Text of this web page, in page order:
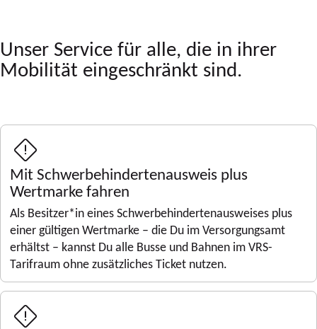
Unser Service für alle, die in ihrer
Mobilität eingeschränkt sind.
Mit Schwerbehindertenausweis plus
Wertmarke fahren
Als Besitzer*in eines Schwerbehindertenausweises plus
einer gültigen Wertmarke – die Du im Versorgungsamt
erhältst – kannst Du alle Busse und Bahnen im VRS-
Tarifraum ohne zusätzliches Ticket nutzen.